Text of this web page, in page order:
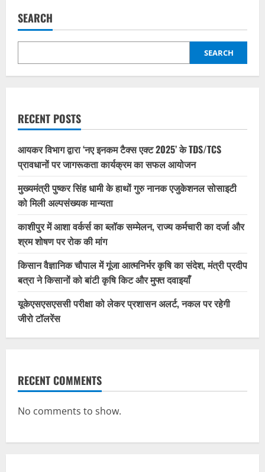
SEARCH
SEARCH
RECENT POSTS
आयकर विभाग द्वारा ‘नए इनकम टैक्स एक्ट 2025’ के TDS/TCS
प्रावधानों पर जागरूकता कार्यक्रम का सफल आयोजन
मुख्यमंत्री पुष्कर सिंह धामी के हाथों गुरु नानक एजुकेशनल सोसाइटी
को मिली अल्पसंख्यक मान्यता
काशीपुर में आशा वर्कर्स का ब्लॉक सम्मेलन, राज्य कर्मचारी का दर्जा और
श्रम शोषण पर रोक की मांग
किसान वैज्ञानिक चौपाल में गूंजा आत्मनिर्भर कृषि का संदेश, मंत्री प्रदीप
बत्रा ने किसानों को बांटी कृषि किट और मुफ्त दवाइयाँ
यूकेएसएसएससी परीक्षा को लेकर प्रशासन अलर्ट, नकल पर रहेगी
जीरो टॉलरेंस
RECENT COMMENTS
No comments to show.